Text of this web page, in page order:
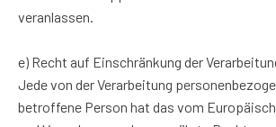
veranlassen.
e) Recht auf Einschränkung der
Jede von der Verarbeitung
betroffene Person hat das vom